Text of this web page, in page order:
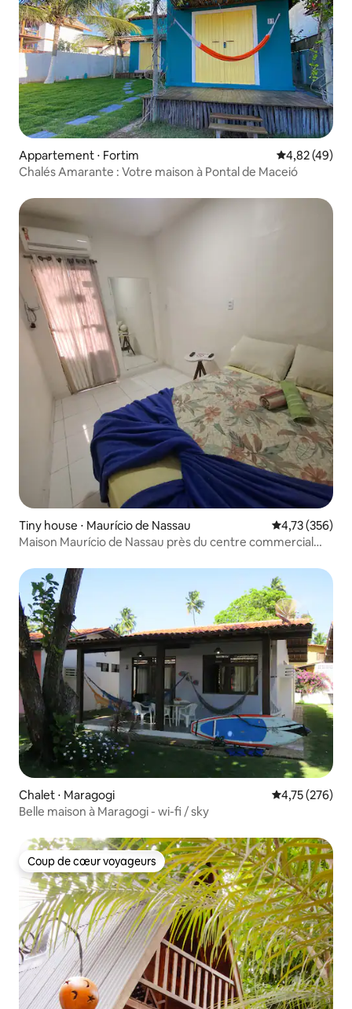
Appartement ⋅ Fortim Évaluation
4,82 (49)
Chalés Amarante : Votre maison à Pontal de Maceió
Tiny house ⋅ Maurício de Nassau Évaluation
4,73 (356)
Maison Maurício de Nassau près du centre commercial
Chalet ⋅ Maragogi Évaluation
4,75 (276)
Belle maison à Maragogi - wi-fi / sky
Coup de cœur voyageurs
Coup de cœur voyageurs